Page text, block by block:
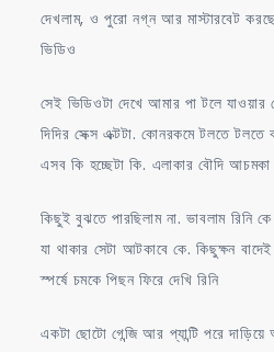
দেখলাম, ও পুরো নগ্ন আর মাস্টারবেট
ভিডিও
সেই ভিডিওটা দেখে আমার পা টলে
দিদির সেক্স এক্টটা. কোনরকমে টলতে
এসব কি হচ্ছেটা কি. এলাকার বৌদি
কিছুই বুঝতে পারছিলাম না. ভাবলাম রিনি
যা থাকার সেটা আটকাবে কে. কিছুক্ষন
স্পর্ষে চমকে পিছন ফিরে দেখি রিনি
একটা ছোটো গেন্জি আর প্যান্টি পরে